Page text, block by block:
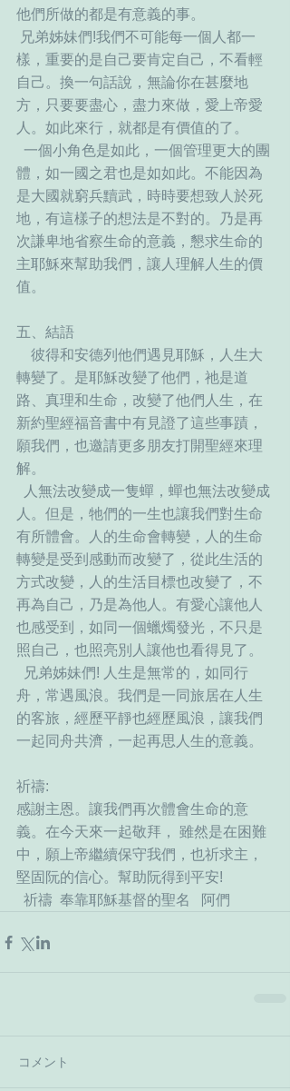
他們所做的都是有意義的事。
樣，重要的是自己要肯定自己，不看輕
自己。換一句話說，無論你在甚麼地
方，只要要盡心，盡力來做，愛上帝愛
人。如此來行，就都是有價值的了。
體，如一國之君也是如如此。不能因為
是大國就窮兵黷武，時時要想致人於死
地，有這樣子的想法是不對的。乃是再
次謙卑地省察生命的意義，懇求生命的
主耶穌來幫助我們，讓人理解人生的價
值。
五、結語
轉變了。是耶穌改變了他們，祂是道
路、真理和生命，改變了他們人生，在
新約聖經福音書中有見證了這些事蹟，
願我們，也邀請更多朋友打開聖經來理
解。
人。但是，牠們的一生也讓我們對生命
有所體會。人的生命會轉變，人的生命
轉變是受到感動而改變了，從此生活的
方式改變，人的生活目標也改變了，不
再為自己，乃是為他人。有愛心讓他人
也感受到，如同一個蠟燭發光，不只是
照自己，也照亮別人讓他也看得見了。
舟，常遇風浪。我們是一同旅居在人生
的客旅，經歷平靜也經歷風浪，讓我們
一起同舟共濟，一起再思人生的意義。
祈禱:
感謝主恩。讓我們再次體會生命的意
義。在今天來一起敬拜， 雖然是在困難
中，願上帝繼續保守我們，也祈求主，
堅固阮的信心。幫助阮得到平安!
  祈禱  奉靠耶穌基督的聖名   阿們
コメント